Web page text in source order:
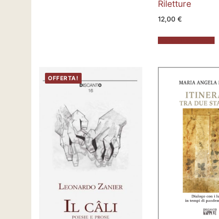
Riletture
12,00€
OFFERTA!